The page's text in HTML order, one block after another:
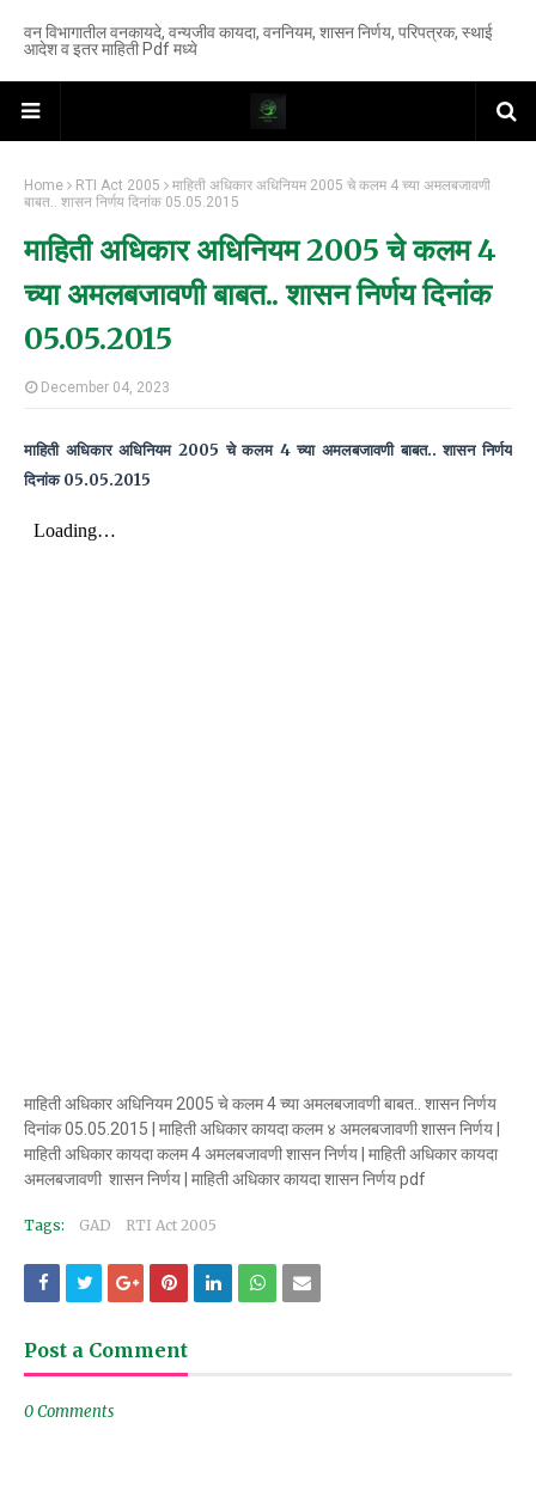
वन विभागातील वनकायदे, वन्यजीव कायदा, वननियम, शासन निर्णय, परिपत्रक, स्थाई
आदेश व इतर माहिती Pdf मध्ये
Home RTI Act 2005
माहिती अधिकार अधिनियम 2005 चे कलम 4 च्या अमलबजावणी
बाबत.. शासन निर्णय दिनांक 05.05.2015
माहिती अधिकार अधिनियम 2005 चे कलम 4
च्या अमलबजावणी बाबत.. शासन निर्णय दिनांक
05.05.2015
December 04, 2023
माहिती अधिकार अधिनियम 2005 चे कलम 4 च्या अमलबजावणी बाबत.. शासन निर्णय
दिनांक 05.05.2015
माहिती अधिकार अधिनियम 2005 चे कलम 4 च्या अमलबजावणी बाबत.. शासन निर्णय
दिनांक 05.05.2015 | माहिती अधिकार कायदा कलम ४ अमलबजावणी शासन निर्णय |
माहिती अधिकार कायदा कलम 4 अमलबजावणी शासन निर्णय | माहिती अधिकार कायदा
अमलबजावणी शासन निर्णय | माहिती अधिकार कायदा शासन निर्णय pdf
Tags: GAD RTI Act 2005
Post a Comment
0 Comments